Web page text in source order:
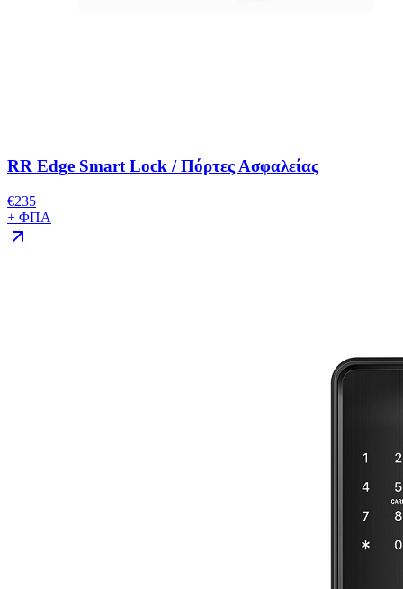
RR Edge Smart Lock / Πόρτες Ασφαλείας
€235
+ ΦΠΑ